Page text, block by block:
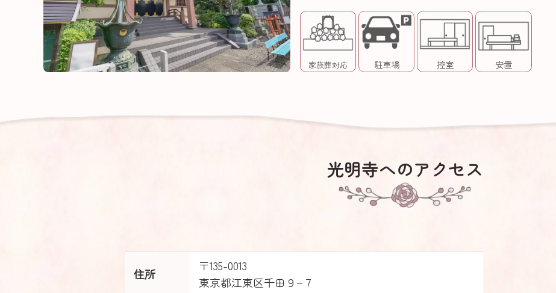
家族葬対応 駐車場 控室 安置
光明寺へのアクセス
住所
〒135-0013
東京都江東区千田９−７